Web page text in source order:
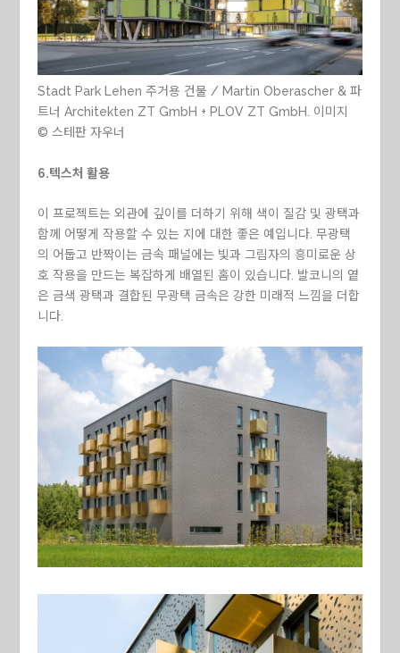
Stadt Park Lehen 주거용 건물 / Martin Oberascher & 파
트너 Architekten ZT GmbH + PLOV ZT GmbH. 이미지
© 스테판 자우너
6.텍스처 활용
이 프로젝트는 외관에 깊이를 더하기 위해 색이 질감 및 광택과
함께 어떻게 작용할 수 있는 지에 대한 좋은 예입니다. 무광택
의 어둡고 반짝이는 금속 패널에는 빛과 그림자의 흥미로운 상
호 작용을 만드는 복잡하게 배열된 홈이 있습니다. 발코니의 옅
은 금색 광택과 결합된 무광택 금속은 강한 미래적 느낌을 더합
니다.